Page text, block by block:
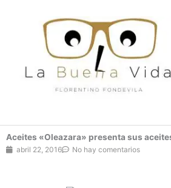
Aceites «Oleazara» presenta sus
abril 22, 2016 No hay comentarios